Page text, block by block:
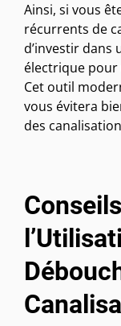
Ainsi, si vous
récurrents de
d’investir dans
électrique
Cet outil
vous évitera
des